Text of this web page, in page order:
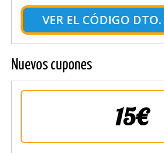
VER EL CÓDIGO
Nuevos cupones
15€